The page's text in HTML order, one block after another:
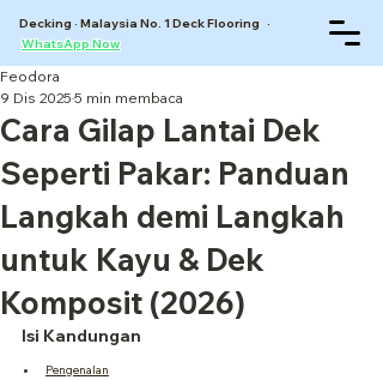
Decking · Malaysia No. 1 Deck Flooring ·
WhatsApp Now
Cara Gilap Lantai Dek
Seperti Pakar: Panduan
Langkah demi Langkah
untuk Kayu & Dek
Komposit (2026)
Feodora
9 Dis 2025 5 min membaca
Isi Kandungan
Pengenalan